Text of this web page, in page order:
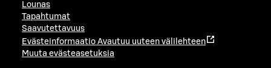
Lounas
Tapahtumat
Saavutettavuus
Evästeinformaatio Avautuu uuteen välilehteen
Muuta evästeasetuksia